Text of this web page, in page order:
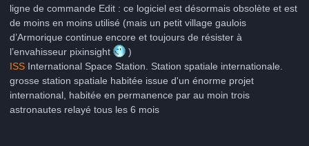
ligne de commande Edit : ce logiciel est désormais obsolète et est
de moins en moins utilisé (mais un petit village gaulois
d’Armorique continue encore et toujours de résister à
l’envahisseur pixinsight
)
ISS International Space Station. Station spatiale internationale.
grosse station spatiale habitée issue d'un énorme projet
international, habitée en permanence par au moin trois
astronautes relayé tous les 6 mois